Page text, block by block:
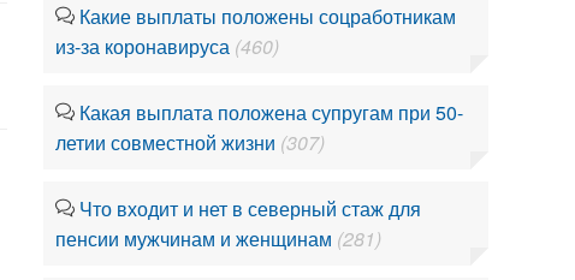
Какие выплаты положены соцработникам
из-за коронавируса (460)
Какая выплата положена супругам при 50-
летии совместной жизни (307)
Что входит и нет в северный стаж для
пенсии мужчинам и женщинам (281)